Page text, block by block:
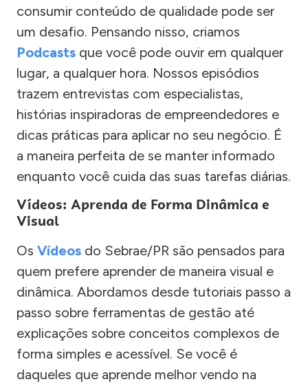
consumir conteúdo de qualidade pode ser
um desafio. Pensando nisso, criamos
Podcasts que você pode ouvir em qualquer
lugar, a qualquer hora. Nossos episódios
trazem entrevistas com especialistas,
histórias inspiradoras de empreendedores e
dicas práticas para aplicar no seu negócio. É
a maneira perfeita de se manter informado
enquanto você cuida das suas tarefas diárias.
Vídeos: Aprenda de Forma Dinâmica e
Visual
Os Vídeos do Sebrae/PR são pensados para
quem prefere aprender de maneira visual e
dinâmica. Abordamos desde tutoriais passo a
passo sobre ferramentas de gestão até
explicações sobre conceitos complexos de
forma simples e acessível. Se você é
daqueles que aprende melhor vendo na